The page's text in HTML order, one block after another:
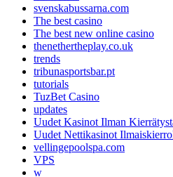
svenskabussarna.com
The best casino
The best new online casino
thenethertheplay.co.uk
trends
tribunasportsbar.pt
tutorials
TuzBet Casino
updates
Uudet Kasinot Ilman
Uudet Nettikasinot
vellingepoolspa.com
VPS
w